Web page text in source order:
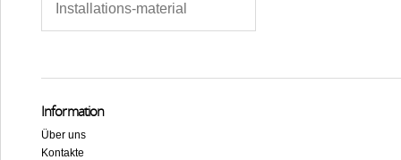
Installations-material
Information
Über uns
Kontakte